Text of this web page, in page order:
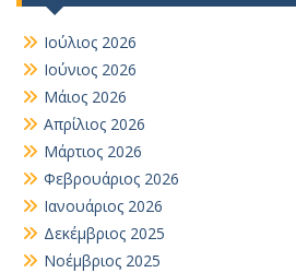
Ιούλιος 2026
Ιούνιος 2026
Μάιος 2026
Απρίλιος 2026
Μάρτιος 2026
Φεβρουάριος 2026
Ιανουάριος 2026
Δεκέμβριος 2025
Νοέμβριος 2025